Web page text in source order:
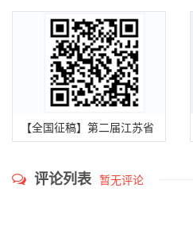
生书法篆刻作品展征稿启事
（2025年9月20日截稿）
【全国征稿】第二届江苏省
稿启事（2025年9月30日截
评论列表 暂无评论